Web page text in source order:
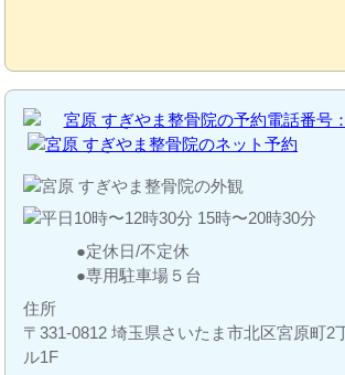
定休日/不定休
専用駐車場５台
住所
〒331-0812 埼玉県さいたま市北区宮原町2
ル1F